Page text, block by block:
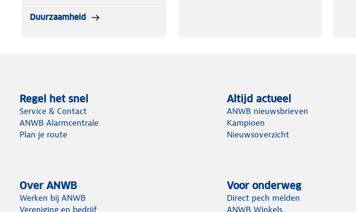
Duurzaamheid
Regel het snel
Service & Contact
ANWB Alarmcentrale
Plan je route
Altijd actueel
ANWB nieuwsbrieven
Kampioen
Nieuwsoverzicht
Over ANWB
Werken bij ANWB
Vereniging en bedrijf
Voor onderweg
Direct pech melden
ANWB Winkels